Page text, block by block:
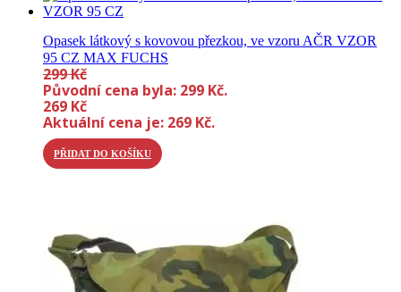
Opasek látkový s kovovou přezkou, ve vzoru AČR VZOR
95 CZ MAX FUCHS
299Kč
Původní cena byla: 299 Kč.
269 Kč
Aktuální cena je: 269 Kč.
PŘIDAT DO KOŠÍKU